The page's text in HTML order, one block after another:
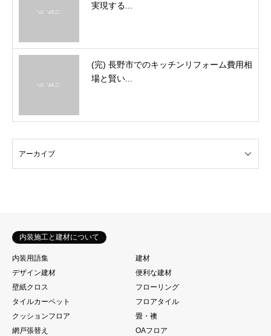
実現する...
(完) 長野市でのキッチンリフォーム費用相
場と賢い...
内装施工と建材について
内装用語集
建材
デザイン建材
便利な建材
壁紙クロス
フローリング
タイルカーペット
フロアタイル
クッションフロア
畳・襖
網戸張替え
OAフロア